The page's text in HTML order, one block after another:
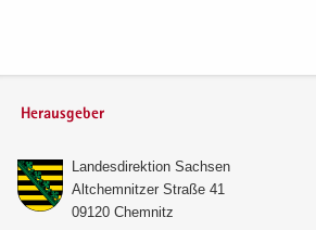
Herausgeber
Lan­des­di­rek­ti­on Sach­sen
Alt­chem­nit­zer Stra­ße 41
09120 Chem­nitz